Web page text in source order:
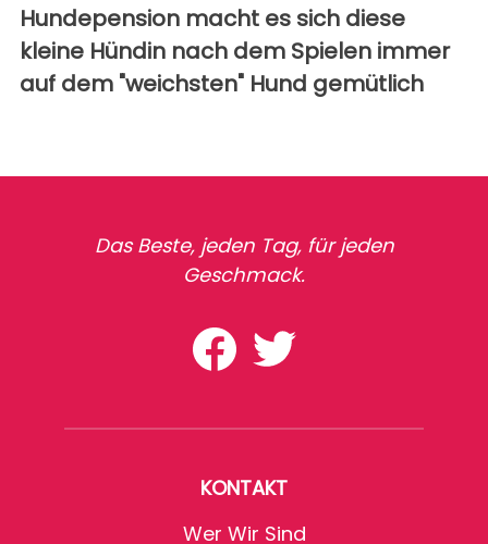
Hundepension macht es sich diese
kleine Hündin nach dem Spielen immer
auf dem "weichsten" Hund gemütlich
Das Beste, jeden Tag, für jeden
Geschmack.
KONTAKT
Wer Wir Sind